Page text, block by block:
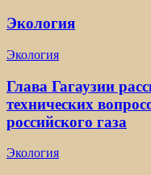
Экология
Экология
Глава Гагаузии
технических
российского газа
Экология